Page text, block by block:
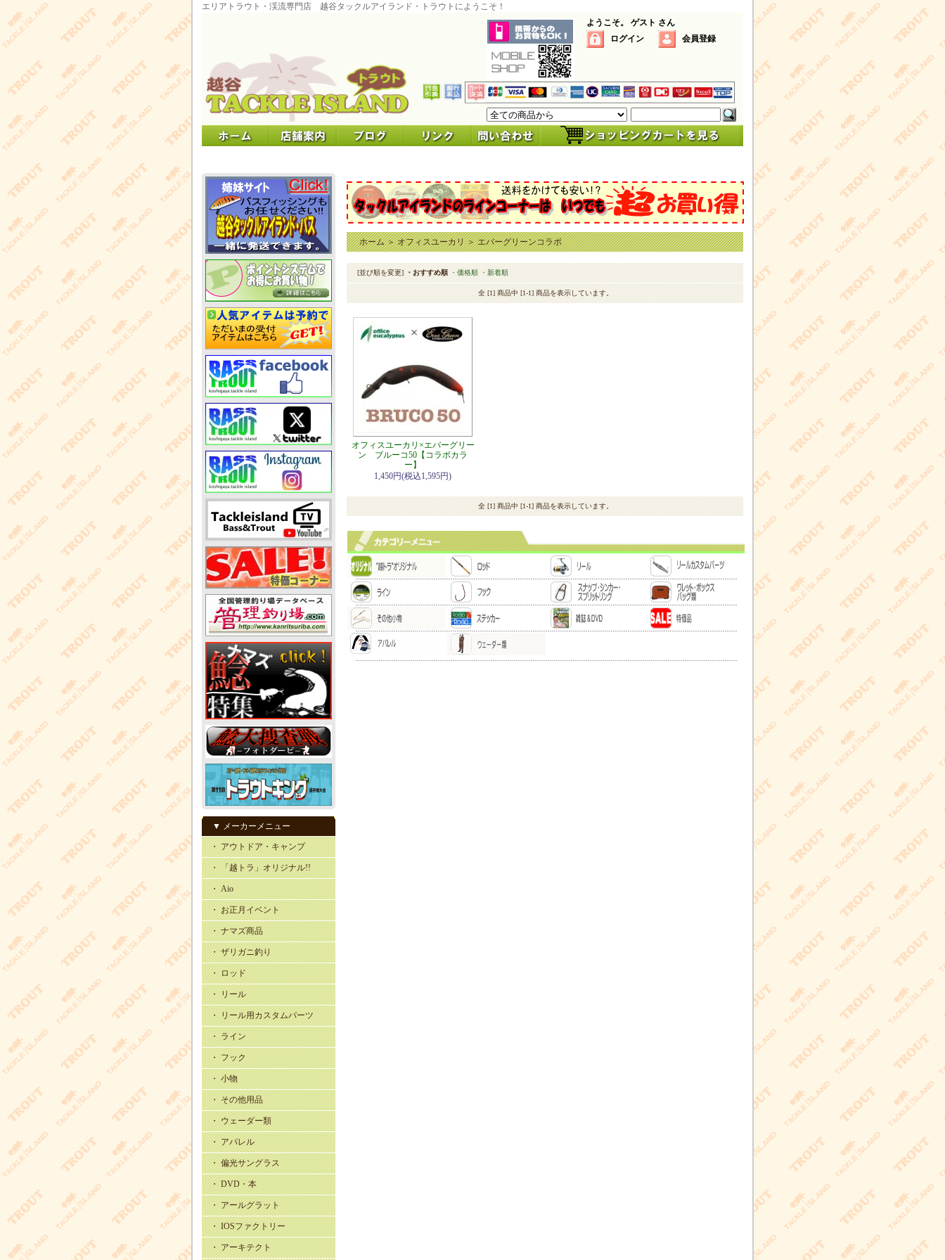
エリアトラウト・渓流専門店 越谷タックルアイランド・トラウトにようこそ！
ようこそ。 ゲスト さん
ログイン
会員登録
▼ メーカーメニュー
・ アウトドア・キャンプ
・ 「越トラ」オリジナル!!
・ Aio
・ お正月イベント
・ ナマズ商品
・ ザリガニ釣り
・ ロッド
・ リール
・ リール用カスタムパーツ
・ ライン
・ フック
・ 小物
・ その他用品
・ ウェーダー類
・ アパレル
・ 偏光サングラス
・ DVD・本
・ アールグラット
・ IOSファクトリー
・ アーキテクト
ホーム＞オフィスユーカリ＞エバーグリーンコラボ
[並び順を変更] ・おすすめ順 ・価格順 ・新着順
全 [1] 商品中 [1-1] 商品を表示しています。
オフィスユーカリ×エバーグリー
ン ブルーコ50【コラボカラ
ー】
1,450円(税込1,595円)
全 [1] 商品中 [1-1] 商品を表示しています。